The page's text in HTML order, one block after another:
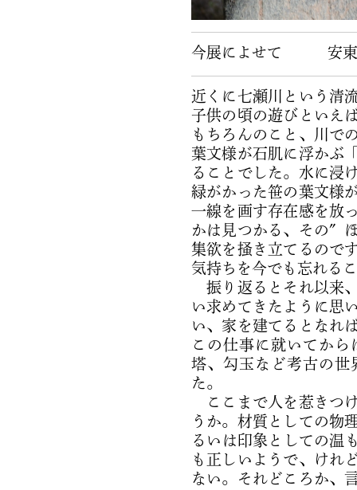
今展によせて 安東
近くに七瀬川という清
子供の頃の遊びといえ
もちろんのこと、川で
葉文様が石肌に浮かぶ
ることでした。水に浸
緑がかった笹の葉文様
一線を画す存在感を放
かは見つかる、その″
集欲を掻き立てるので
気持ちを今でも忘れる
振り返るとそれ以来
い求めてきたように思
い、家を建てるとなれ
この仕事に就いてか
塔、勾玉など考古の
た。
ここまで人を惹きつ
うか。材質としての物
るいは印象としての
も正しいようで、けれ
ない。それどころか、